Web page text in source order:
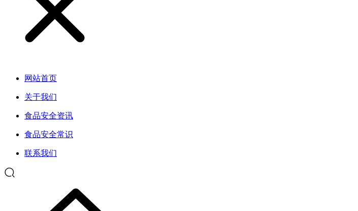
网站首页
关于我们
食品安全资讯
食品安全常识
联系我们